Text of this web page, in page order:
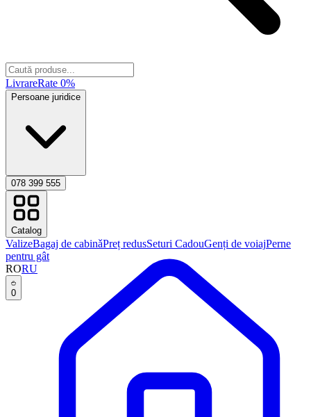
LivrareRate 0%
Persoane juridice
078 399 555
Catalog
ValizeBagaj de cabinǎPreț redusSeturi CadouGenți de voiajPerne
pentru gât
RORU
0